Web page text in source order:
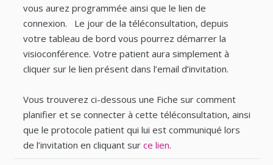
vous aurez programmée ainsi que le lien de
connexion. Le jour de la téléconsultation, depuis
votre tableau de bord vous pourrez démarrer la
visioconférence. Votre patient aura simplement à
cliquer sur le lien présent dans l’email d’invitation.
Vous trouverez ci-dessous une Fiche sur comment
planifier et se connecter à cette téléconsultation, ainsi
que le protocole patient qui lui est communiqué lors
de l’invitation en cliquant sur ce lien.